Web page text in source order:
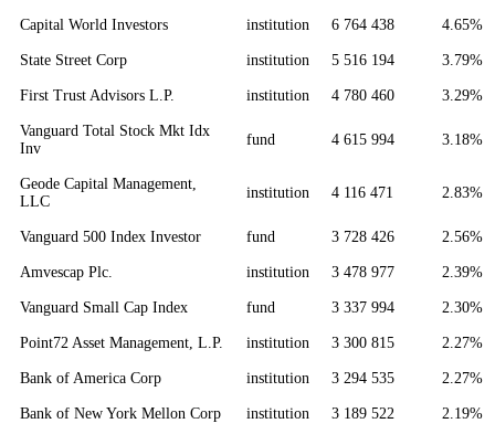
Capital World Investors institution 6 764 438 4.65%
State Street Corp institution 5 516 194 3.79%
First Trust Advisors L.P. institution 4 780 460 3.29%
Vanguard Total Stock Mkt Idx
Inv
fund 4 615 994 3.18%
Geode Capital Management,
LLC
institution 4 116 471 2.83%
Vanguard 500 Index Investor fund 3 728 426 2.56%
Amvescap Plc. institution 3 478 977 2.39%
Vanguard Small Cap Index fund 3 337 994 2.30%
Point72 Asset Management, L.P. institution 3 300 815 2.27%
Bank of America Corp institution 3 294 535 2.27%
Bank of New York Mellon Corp institution 3 189 522 2.19%